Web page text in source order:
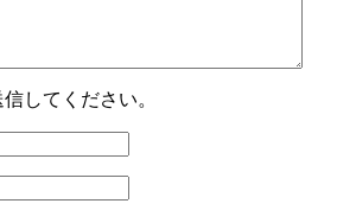
してください。